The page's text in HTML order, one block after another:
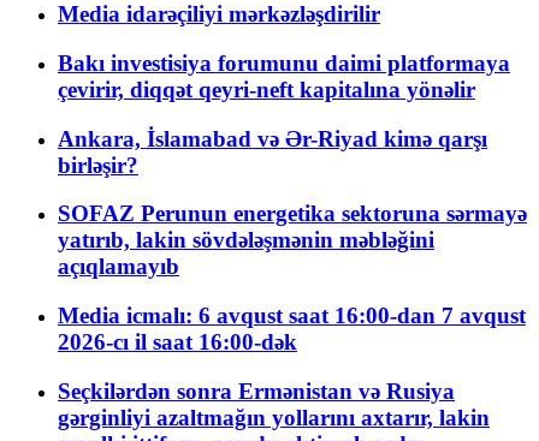
Media idarəçiliyi mərkəzləşdirilir
Bakı investisiya forumunu daimi platformaya
çevirir, diqqət qeyri-neft kapitalına yönəlir
Ankara, İslamabad və Ər-Riyad kimə qarşı
birləşir?
SOFAZ Perunun energetika sektoruna sərmayə
yatırıb, lakin sövdələşmənin məbləğini
açıqlamayıb
Media icmalı: 6 avqust saat 16:00-dan 7 avqust
2026-cı il saat 16:00-dək
Seçkilərdən sonra Ermənistan və Rusiya
gərginliyi azaltmağın yollarını axtarır, lakin